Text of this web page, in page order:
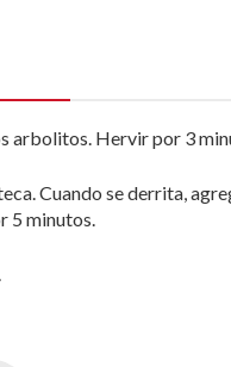
arbolitos. Hervir por 3
Cuando se derrita,
5 minutos.